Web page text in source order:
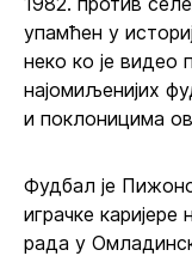
упамћен у
неко ко је видео
најомиљенијих
и поклоницима
Фудбал је
играчке
рада у